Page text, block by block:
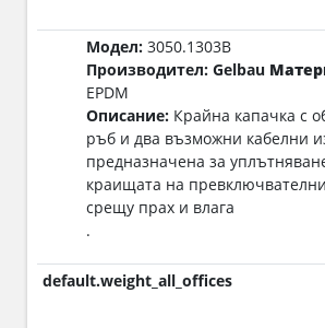
Модел:3050.1303B
Производител: Gelbau
EPDM
Описание:Крайна капачка с
ръб и два възможни кабелни
предназначена за
краищата на
срещу прах и влага
.
default.weight_all_offices